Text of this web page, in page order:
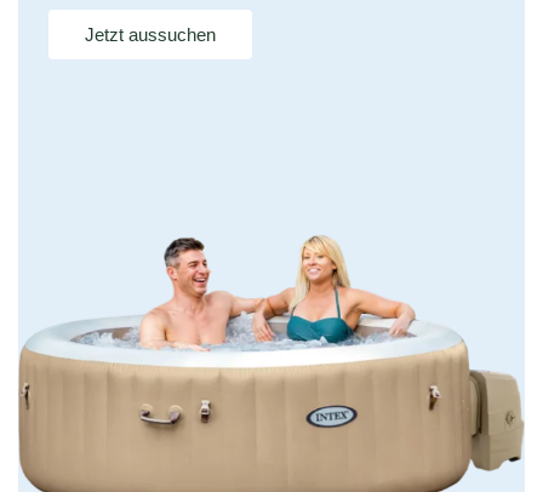
Jetzt aussuchen